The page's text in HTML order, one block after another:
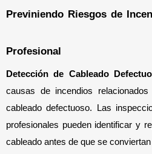
Previniendo Riesgos de
Profesional
Detección de Cableado
causas de incendios
cableado defectuoso. Las
profesionales pueden identificar y
cableado antes de que se